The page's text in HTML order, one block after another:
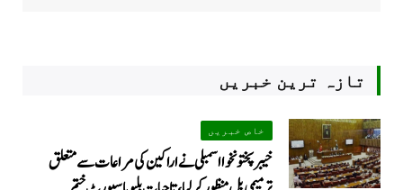
تازہ ترین خبریں
خاص خبریں
خیبرپختونخوا اسمبلی نے اراکین کی مراعات سے متعلق